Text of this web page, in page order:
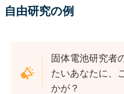
自由研究の例
固体電池研究者
たいあなたに、
かが？